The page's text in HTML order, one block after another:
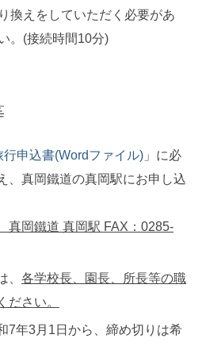
換えをしていただく必要があ
。(接続時間10分)
行申込書(Wordファイル) 」に必
、真岡鐵道の真岡駅にお申し込
真岡鐵道 真岡駅 FAX：0285-
、 各学校長、園長、所長等の職
ださい。
7年3月 1 日から、締め切りは希